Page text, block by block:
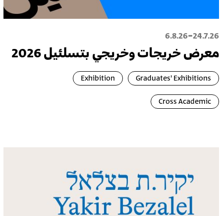
24.7.26
-
6.8.26
معرض خريجات وخريجي بتسلئيل 2026
Graduates' Exhibitions
Exhibition
Cross Academic